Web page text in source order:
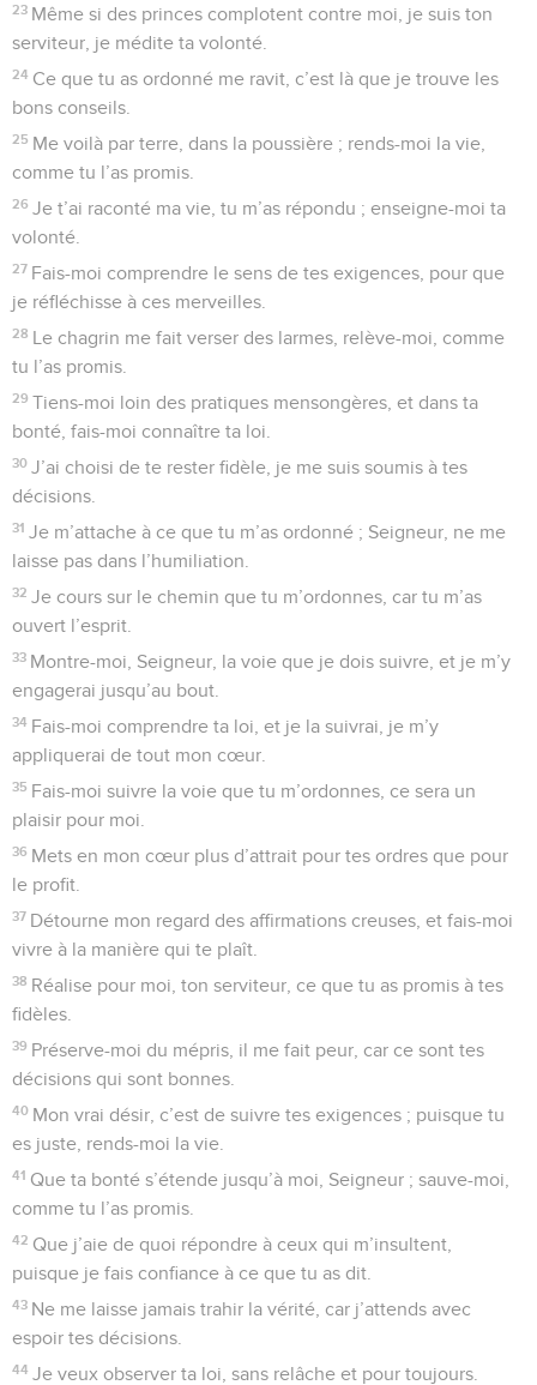
23 Même si des princes complotent contre moi, je suis ton
serviteur, je médite ta volonté.
24 Ce que tu as ordonné me ravit, c’est là que je trouve les
bons conseils.
25 Me voilà par terre, dans la poussière ; rends-moi la vie,
comme tu l’as promis.
26 Je t’ai raconté ma vie, tu m’as répondu ; enseigne-moi ta
volonté.
27 Fais-moi comprendre le sens de tes exigences, pour que
je réfléchisse à ces merveilles.
28 Le chagrin me fait verser des larmes, relève-moi, comme
tu l’as promis.
29 Tiens-moi loin des pratiques mensongères, et dans ta
bonté, fais-moi connaître ta loi.
30 J’ai choisi de te rester fidèle, je me suis soumis à tes
décisions.
31 Je m’attache à ce que tu m’as ordonné ; Seigneur, ne me
laisse pas dans l’humiliation.
32 Je cours sur le chemin que tu m’ordonnes, car tu m’as
ouvert l’esprit.
33 Montre-moi, Seigneur, la voie que je dois suivre, et je m’y
engagerai jusqu’au bout.
34 Fais-moi comprendre ta loi, et je la suivrai, je m’y
appliquerai de tout mon cœur.
35 Fais-moi suivre la voie que tu m’ordonnes, ce sera un
plaisir pour moi.
36 Mets en mon cœur plus d’attrait pour tes ordres que pour
le profit.
37 Détourne mon regard des affirmations creuses, et fais-moi
vivre à la manière qui te plaît.
38 Réalise pour moi, ton serviteur, ce que tu as promis à tes
fidèles.
39 Préserve-moi du mépris, il me fait peur, car ce sont tes
décisions qui sont bonnes.
40 Mon vrai désir, c’est de suivre tes exigences ; puisque tu
es juste, rends-moi la vie.
41 Que ta bonté s’étende jusqu’à moi, Seigneur ; sauve-moi,
comme tu l’as promis.
42 Que j’aie de quoi répondre à ceux qui m’insultent,
puisque je fais confiance à ce que tu as dit.
43 Ne me laisse jamais trahir la vérité, car j’attends avec
espoir tes décisions.
44 Je veux observer ta loi, sans relâche et pour toujours.